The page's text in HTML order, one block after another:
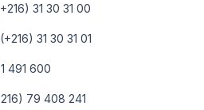
31 30 31 00
31 30 31 01
491 600
79 408 241